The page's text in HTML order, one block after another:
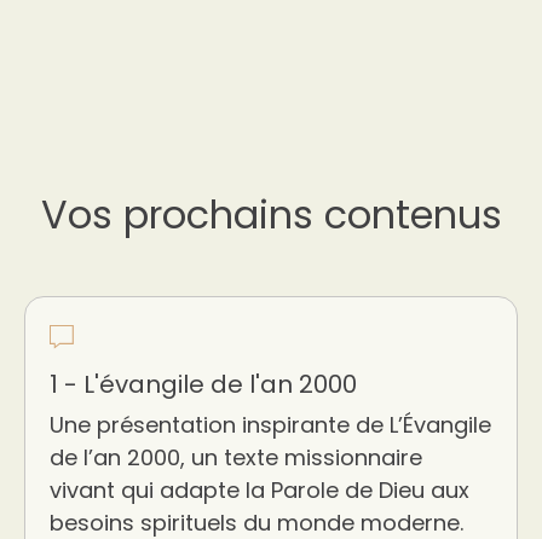
Vos prochains contenus
1 - L'évangile de l'an 2000
Une présentation inspirante de L’Évangile
de l’an 2000, un texte missionnaire
vivant qui adapte la Parole de Dieu aux
besoins spirituels du monde moderne.